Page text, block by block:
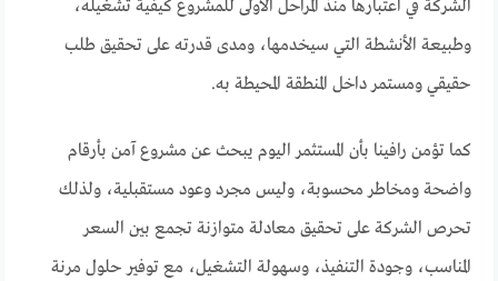
الشركة في اعتبارها منذ المراحل الأولى للمشروع كيفية تشغيله،
وطبيعة الأنشطة التي سيخدمها، ومدى قدرته على تحقيق طلب
حقيقي ومستمر داخل المنطقة المحيطة به.
كما تؤمن رافينا بأن المستثمر اليوم يبحث عن مشروع آمن بأرقام
واضحة ومخاطر محسوبة، وليس مجرد وعود مستقبلية، ولذلك
تحرص الشركة على تحقيق معادلة متوازنة تجمع بين السعر
المناسب، وجودة التنفيذ، وسهولة التشغيل، مع توفير حلول مرنة